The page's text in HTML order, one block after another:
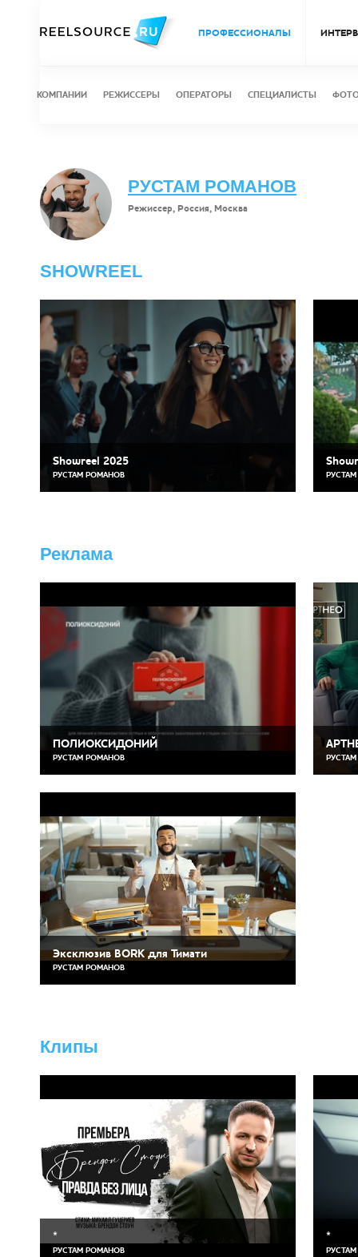
ПРОФЕССИОНАЛЫ
КОМПАНИИ РЕЖИССЕРЫ ОПЕРАТОРЫ СПЕЦИАЛИСТЫ
РУСТАМ РОМАНОВ
Режиссер, Россия, Москва
SHOWREEL
Showreel 2025
РУСТАМ РОМАНОВ
Реклама
ПОЛИОКСИДОНИЙ
РУСТАМ РОМАНОВ
Эксклюзив BORK для Тимати
РУСТАМ РОМАНОВ
Клипы
*
РУСТАМ РОМАНОВ
*